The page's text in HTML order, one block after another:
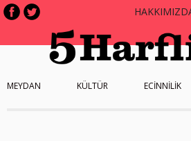
MEYDAN KÜLTÜR ECİNNİLİK